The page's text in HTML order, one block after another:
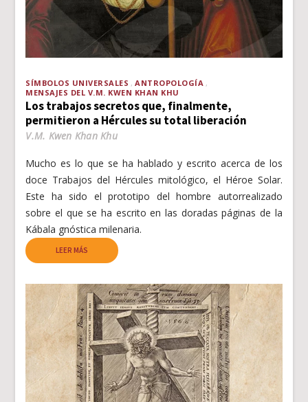
SÍMBOLOS UNIVERSALES
ANTROPOLOGÍA
MENSAJES DEL V.M. KWEN KHAN KHU
Los trabajos secretos que, finalmente,
permitieron a Hércules su total liberación
V.M. Kwen Khan Khu
Mucho es lo que se ha hablado y escrito acerca de los
doce Trabajos del Hércules mitológico, el Héroe Solar.
Este ha sido el prototipo del hombre autorrealizado
sobre el que se ha escrito en las doradas páginas de la
Kábala gnóstica milenaria.
LEER MÁS